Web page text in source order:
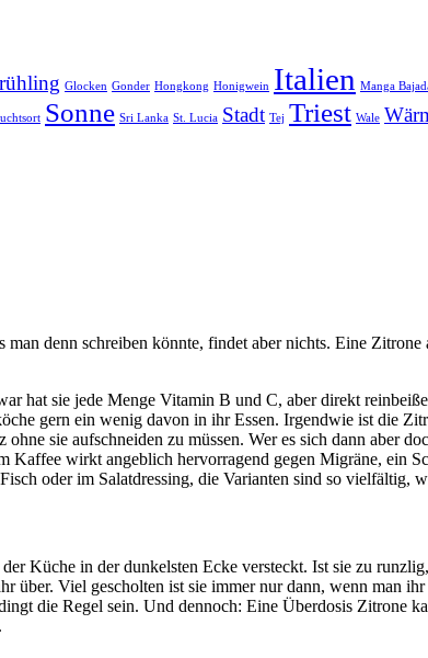
Glocken Gonder Hongkong Honigwein Italien Manga
Sonne Sri Lanka St. Lucia Stadt Tej Triest Wale
denn schreiben könnte, findet aber nichts. Eine Zitrone
hat sie jede Menge Vitamin B und C, aber direkt
gern ein wenig davon in ihr Essen. Irgendwie ist die
sie aufschneiden zu müssen. Wer es sich dann aber
Kaffee wirkt angeblich hervorragend gegen Migräne, ein
oder im Salatdressing, die Varianten sind so vielfältig,
Küche in der dunkelsten Ecke versteckt. Ist sie zu
über. Viel gescholten ist sie immer nur dann, wenn man
die Regel sein. Und dennoch: Eine Überdosis Zitrone